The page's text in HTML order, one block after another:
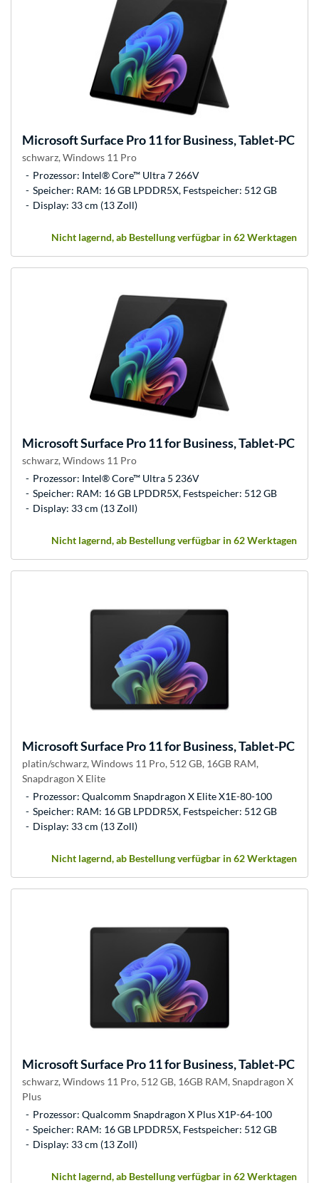
MicrosoftSurface Pro 11 for Business, Tablet-PC
schwarz, Windows 11 Pro
Prozessor: Intel® Core™ Ultra 7 266V
Speicher: RAM: 16 GB LPDDR5X, Festspeicher: 512 GB
Display: 33 cm (13 Zoll)
Nicht lagernd, ab Bestellung verfügbar in 62 Werktagen
MicrosoftSurface Pro 11 for Business, Tablet-PC
schwarz, Windows 11 Pro
Prozessor: Intel® Core™ Ultra 5 236V
Speicher: RAM: 16 GB LPDDR5X, Festspeicher: 512 GB
Display: 33 cm (13 Zoll)
Nicht lagernd, ab Bestellung verfügbar in 62 Werktagen
MicrosoftSurface Pro 11 for Business, Tablet-PC
platin/schwarz, Windows 11 Pro, 512 GB, 16GB RAM,
Snapdragon X Elite
Prozessor: Qualcomm Snapdragon X Elite X1E-80-100
Speicher: RAM: 16 GB LPDDR5X, Festspeicher: 512 GB
Display: 33 cm (13 Zoll)
Nicht lagernd, ab Bestellung verfügbar in 62 Werktagen
MicrosoftSurface Pro 11 for Business, Tablet-PC
schwarz, Windows 11 Pro, 512 GB, 16GB RAM, Snapdragon X
Plus
Prozessor: Qualcomm Snapdragon X Plus X1P-64-100
Speicher: RAM: 16 GB LPDDR5X, Festspeicher: 512 GB
Display: 33 cm (13 Zoll)
Nicht lagernd, ab Bestellung verfügbar in 62 Werktagen